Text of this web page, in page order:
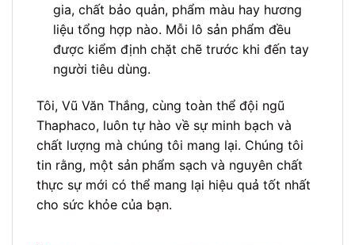
gia, chất bảo quản, phẩm màu hay hương
liệu tổng hợp nào. Mỗi lô sản phẩm đều
được kiểm định chặt chẽ trước khi đến tay
người tiêu dùng.
Tôi, Vũ Văn Thắng, cùng toàn thể đội ngũ
Thaphaco, luôn tự hào về sự minh bạch và
chất lượng mà chúng tôi mang lại. Chúng tôi
tin rằng, một sản phẩm sạch và nguyên chất
thực sự mới có thể mang lại hiệu quả tốt nhất
cho sức khỏe của bạn.